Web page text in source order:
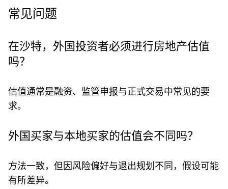
常见问题
在沙特，外国投资者必须进行房地产估值
吗？
估值通常是融资、监管申报与正式交易中常见的要
求。
外国买家与本地买家的估值会不同吗？
方法一致，但因风险偏好与退出规划不同，假设可能
有所差异。